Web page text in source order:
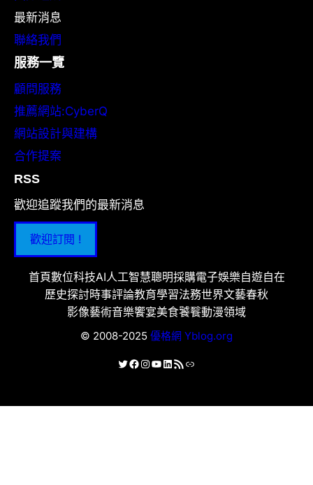
最新消息
聯絡我們
服務一覽
顧問服務
推薦網站:CyberQ
網站設計與建構
合作提案
RSS
歡迎追蹤我們的最新消息
歡迎訂閱 !
首頁數位科技AI人工智慧聰明採購電子娛樂自遊自在
歷史探討時事評論教育學習法務世界文藝春秋
影像藝術音樂饗宴美食饕餮動漫領域
© 2008-2025 優格網 Yblog.org
X Facebook
Instagram
YouTube
LinkedIn
RSS 資訊提供連結